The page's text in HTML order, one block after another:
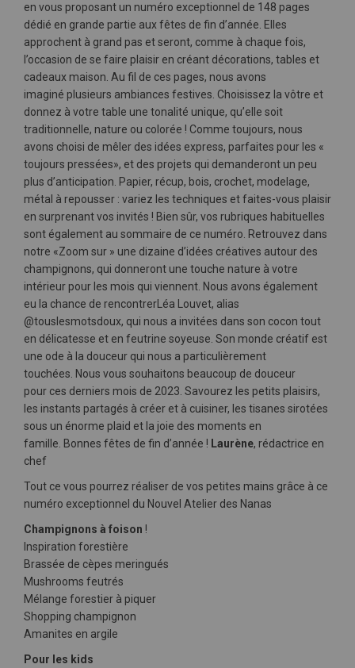
en vous proposant un numéro exceptionnel de 148 pages
dédié en grande partie aux fêtes de fin d’année. Elles
approchent à grand pas et seront, comme à chaque fois,
l’occasion de se faire plaisir en créant décorations, tables et
cadeaux maison. Au fil de ces pages, nous avons
imaginé plusieurs ambiances festives. Choisissez la vôtre et
donnez à votre table une tonalité unique, qu’elle soit
traditionnelle, nature ou colorée ! Comme toujours, nous
avons choisi de mêler des idées express, parfaites pour les «
toujours pressées», et des projets qui demanderont un peu
plus d’anticipation. Papier, récup, bois, crochet, modelage,
métal à repousser : variez les techniques et faites-vous plaisir
en surprenant vos invités ! Bien sûr, vos rubriques habituelles
sont également au sommaire de ce numéro. Retrouvez dans
notre «Zoom sur » une dizaine d’idées créatives autour des
champignons, qui donneront une touche nature à votre
intérieur pour les mois qui viennent. Nous avons également
eu la chance de rencontrerLéa Louvet, alias
@touslesmotsdoux, qui nous a invitées dans son cocon tout
en délicatesse et en feutrine soyeuse. Son monde créatif est
une ode à la douceur qui nous a particulièrement
touchées. Nous vous souhaitons beaucoup de douceur
pour ces derniers mois de 2023. Savourez les petits plaisirs,
les instants partagés à créer et à cuisiner, les tisanes sirotées
sous un énorme plaid et la joie des moments en
famille. Bonnes fêtes de fin d’année ! Laurène, rédactrice en
chef
Tout ce vous pourrez réaliser de vos petites mains grâce à ce
numéro exceptionnel du Nouvel Atelier des Nanas
Champignons à foison !
Inspiration forestière
Brassée de cèpes meringués
Mushrooms feutrés
Mélange forestier à piquer
Shopping champignon
Amanites en argile
Pour les kids